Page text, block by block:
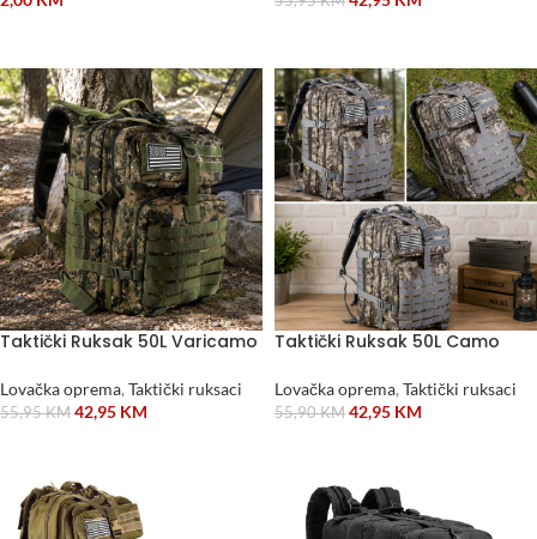
Taktički Ruksak 50L Varicamo
Lovačka oprema, Taktički ruksaci
55,95KM 42,95 KM
Taktički Ruksak 50L Camo
Lovačka oprema, Taktički ruksaci
55,90KM 42,95 KM